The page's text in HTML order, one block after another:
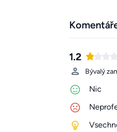
1.2
Bývalý
Nic